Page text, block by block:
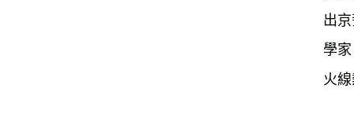
出
學
火